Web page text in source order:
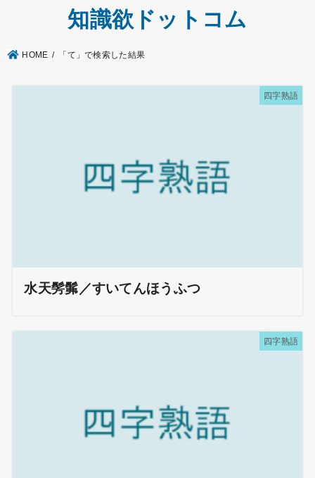
知識欲ドットコム
HOME 「て」で検索した結果
四字熟語
水天髣髴／すいてんほうふつ
四字熟語